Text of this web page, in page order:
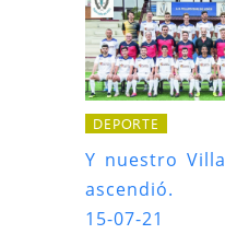
DEPORTE
Y nuestro Villa
ascendió.
15-07-21